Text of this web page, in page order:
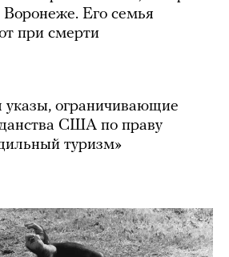
Воронеже. Его семья
при смерти
указы, ограничивающие
США по праву
туризм»